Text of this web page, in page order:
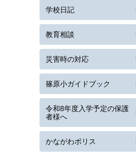
学校日記
教育相談
災害時の対応
篠原小ガイドブック
令和8年度入学予定の保護
者様へ
かながわポリス